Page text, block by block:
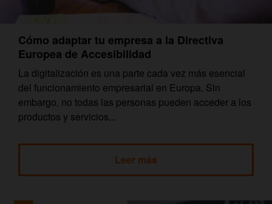
Cómo adaptar tu empresa a la Directiva
Europea de Accesibilidad
La digitalización es una parte cada vez más esencial
del funcionamiento empresarial en Europa. Sin
embargo, no todas las personas pueden acceder a los
productos y servicios...
Leer más